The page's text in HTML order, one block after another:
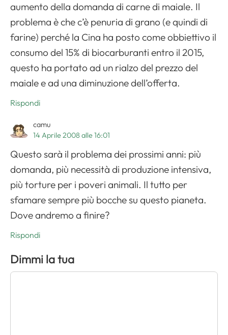
aumento della domanda di carne di maiale. Il
problema è che c’è penuria di grano (e quindi di
farine) perché la Cina ha posto come obbiettivo il
consumo del 15% di biocarburanti entro il 2015,
questo ha portato ad un rialzo del prezzo del
maiale e ad una diminuzione dell’offerta.
Rispondi
camu
14 Aprile 2008 alle 16:01
Questo sarà il problema dei prossimi anni: più
domanda, più necessità di produzione intensiva,
più torture per i poveri animali. Il tutto per
sfamare sempre più bocche su questo pianeta.
Dove andremo a finire?
Rispondi
Dimmi la tua